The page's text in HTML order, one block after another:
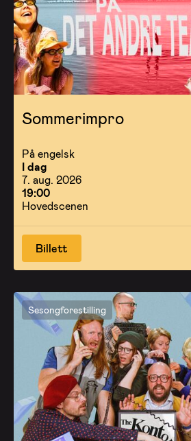
Sommerimpro
På engelsk
I dag
7. aug. 2026
19:00
Hovedscenen
Billett
Sesongforestilling